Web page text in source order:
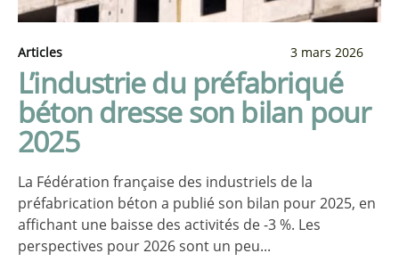
Articles 3 mars 2026
L’industrie du préfabriqué
béton dresse son bilan pour
2025
La Fédération française des industriels de la
préfabrication béton a publié son bilan pour 2025, en
affichant une baisse des activités de -3 %. Les
perspectives pour 2026 sont un peu...